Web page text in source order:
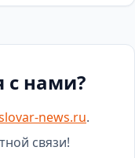
с нами?
news.ru.
связи!